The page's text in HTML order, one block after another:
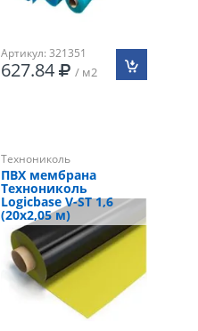
Артикул: 321351
627.84 / м2
Технониколь
ПВХ мембрана
Технониколь
Logicbase V-ST 1,6
(20х2,05 м)